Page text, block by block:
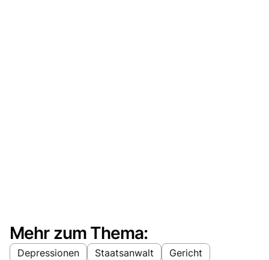
Mehr zum Thema:
Depressionen Staatsanwalt Gericht